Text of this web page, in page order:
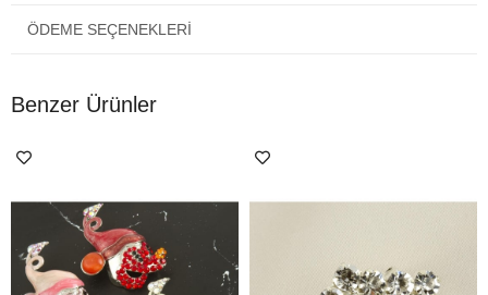
ÖDEME SEÇENEKLERI
Benzer Ürünler